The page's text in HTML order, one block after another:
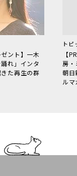
ント】一木
れ」インタ
た再生の群
トピ
【
房・
朝日
ルマ